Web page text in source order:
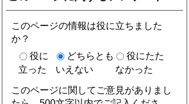
このページの情報は役に立ちました
か？
役に
立った
どちらとも
いえない
役にたた
なかった
このページに関してご意見がありまし